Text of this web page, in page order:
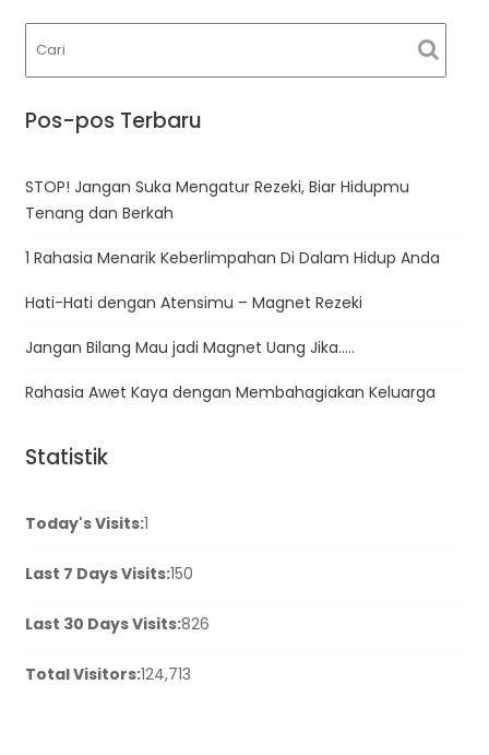
Pos-pos Terbaru
STOP! Jangan Suka Mengatur Rezeki, Biar Hidupmu
Tenang dan Berkah
1 Rahasia Menarik Keberlimpahan Di Dalam Hidup Anda
Hati-Hati dengan Atensimu – Magnet Rezeki
Jangan Bilang Mau jadi Magnet Uang Jika…..
Rahasia Awet Kaya dengan Membahagiakan Keluarga
Statistik
Today's Visits:1
Last 7 Days Visits:150
Last 30 Days Visits:826
Total Visitors:124,713